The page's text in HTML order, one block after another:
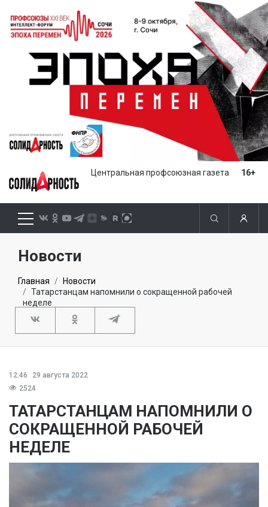
Центральная профсоюзная газета 16+
Новости
Главная
Новости
Татарстанцам напомнили о сокращенной рабочей
неделе
12:46
29 августа 2022
2524
ТАТАРСТАНЦАМ НАПОМНИЛИ О
СОКРАЩЕННОЙ РАБОЧЕЙ
НЕДЕЛЕ